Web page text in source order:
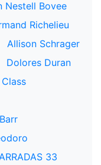
Nestell Bovee
Richelieu
Allison Schrager
Dolores Duran
33